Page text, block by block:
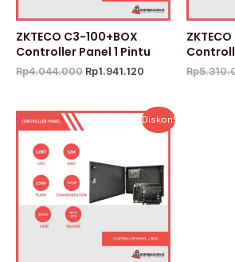
ZKTECO C3-100+BOX
Controller Panel 1 Pintu
Rp4.044.000 Rp1.941.120 Rp
Diskon!
Harga
aslinya
Rp7.211.000.
Harga
saat
Rp3.461.280.